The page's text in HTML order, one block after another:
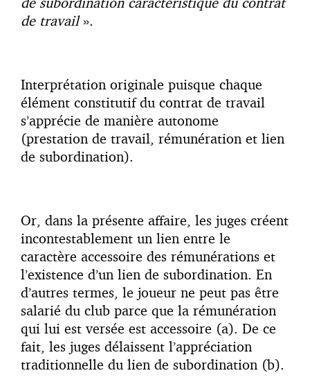
de travail».
Interprétation originale puisque chaque
élément constitutif du contrat de travail
s’apprécie de manière autonome
(prestation de travail, rémunération et lien
de subordination).
Or, dans la présente affaire, les juges créent
incontestablement un lien entre le
caractère accessoire des rémunérations et
l’existence d’un lien de subordination. En
d’autres termes, le joueur ne peut pas être
salarié du club parce que la rémunération
qui lui est versée est accessoire (a). De ce
fait, les juges délaissent l’appréciation
traditionnelle du lien de subordination (b).